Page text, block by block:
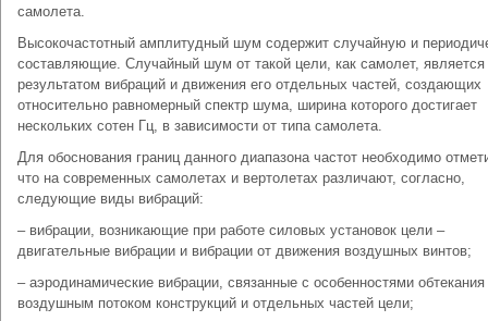
самолета.
Высокочастотный амплитудный шум содержит случайную и
составляющие. Случайный шум от такой цели, как самолет, является
результатом вибраций и движения его отдельных частей, создающих
относительно равномерный спектр шума, ширина которого достигает
нескольких сотен Гц, в зависимости от типа самолета.
Для обоснования границ данного диапазона частот необходимо
что на современных самолетах и вертолетах различают, согласно,
следующие виды вибраций:
– вибрации, возникающие при работе силовых установок цели –
двигательные вибрации и вибрации от движения воздушных винтов;
– аэродинамические вибрации, связанные с особенностями обтекания
воздушным потоком конструкций и отдельных частей цели;